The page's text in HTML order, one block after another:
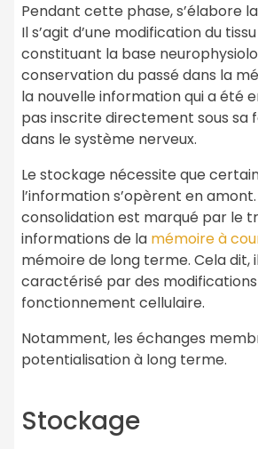
Pendant cette phase, s’élabore
Il s’agit d’une modification du
constituant la base
conservation du passé dans la
la nouvelle information qui a été
pas inscrite directement sous sa
dans le système nerveux.
Le stockage nécessite que
l’information s’opèrent en
consolidation est marqué par le
informations de la mémoire à
mémoire de long terme. Cela dit,
caractérisé par des
fonctionnement cellulaire.
Notamment, les échanges
potentialisation à long terme.
Stockage